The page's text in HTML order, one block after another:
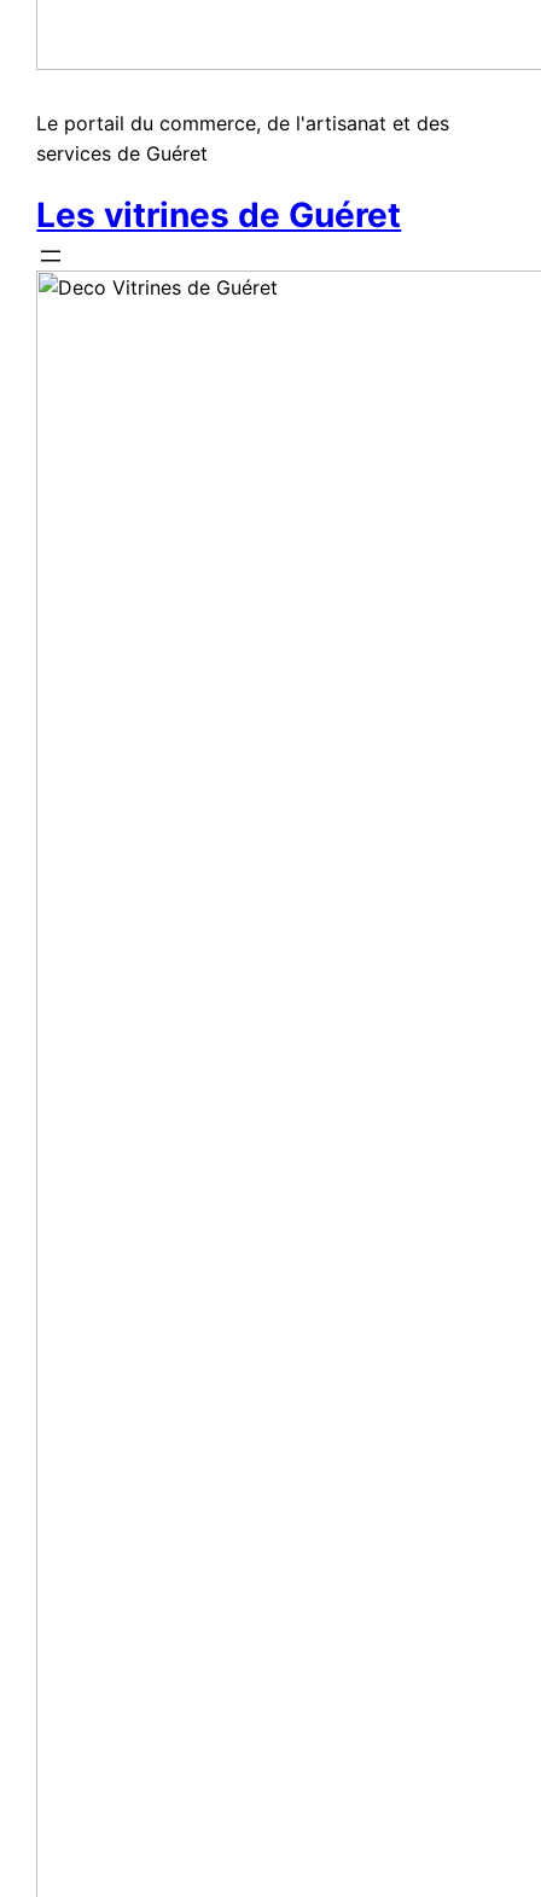
Le portail du commerce, de l'artisanat et des
services de Guéret
Les vitrines de Guéret